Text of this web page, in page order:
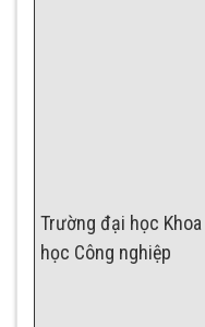
Trường đại học Khoa
học Công nghiệp